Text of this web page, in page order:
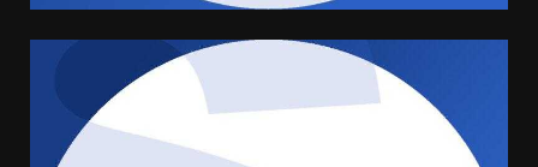
Cura dei beni comuni e
cittadinanza attiva: online
l’avviso per la gestione
condivisa della Villetta di
Laureto